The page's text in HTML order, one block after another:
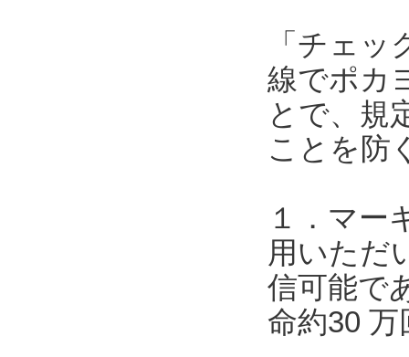
「チェ
線でポカ
とで、規
ことを防
１．マー
用いただ
信可能で
命約30